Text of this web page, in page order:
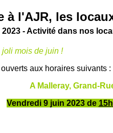
à l'AJR, les
- Activité dans nos
mois de juin !
aux horaires suivants :
A Malleray, Grand-
Vendredi 9 juin 2023 de